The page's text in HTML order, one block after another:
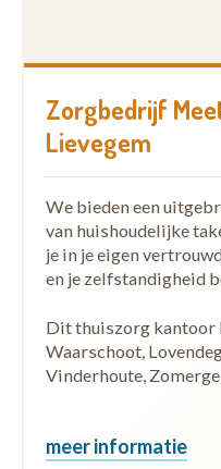
Zorgbedrijf
Lievegem
We bieden een
van huishoudelijke
je in je eigen
en je zelfstandigheid
Dit thuiszorg kantoor
Waarschoot,
Vinderhoute,
meer informatie